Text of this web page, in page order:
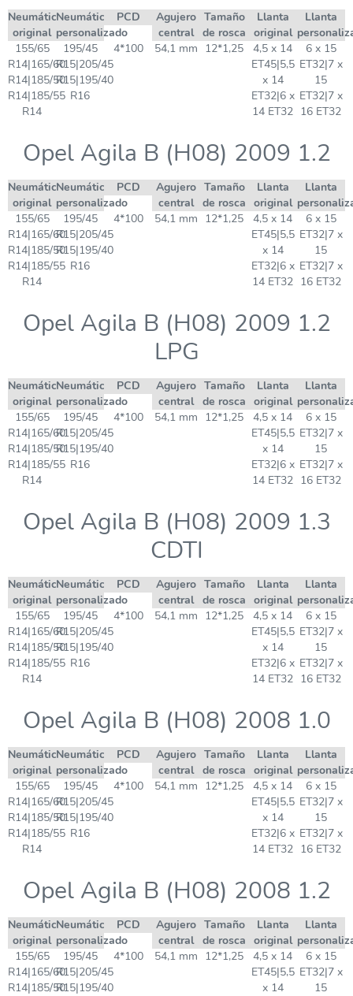
Neumático
original
Neumático
personalizado
PCD
Agujero
central
Tamaño
de rosca
Llanta
original
Llanta
155/65
R14|165/60
R14|185/50
R14|185/55
R14
195/45
R15|205/45
R15|195/40
R16
4*100 54,1 mm 12*1,25
4,5 x 14
ET45|5,5
x 14
ET32|6 x
14 ET32
6 x 15
ET32|7 x
15
ET32|7 x
16 ET32
Opel Agila B (H08) 2009 1.2
Neumático
original
Neumático
personalizado
PCD
Agujero
central
Tamaño
de rosca
Llanta
original
Llanta
155/65
R14|165/60
R14|185/50
R14|185/55
R14
195/45
R15|205/45
R15|195/40
R16
4*100 54,1 mm 12*1,25
4,5 x 14
ET45|5,5
x 14
ET32|6 x
14 ET32
6 x 15
ET32|7 x
15
ET32|7 x
16 ET32
Opel Agila B (H08) 2009 1.2
LPG
Neumático
original
Neumático
personalizado
PCD
Agujero
central
Tamaño
de rosca
Llanta
original
Llanta
155/65
R14|165/60
R14|185/50
R14|185/55
R14
195/45
R15|205/45
R15|195/40
R16
4*100 54,1 mm 12*1,25
4,5 x 14
ET45|5,5
x 14
ET32|6 x
14 ET32
6 x 15
ET32|7 x
15
ET32|7 x
16 ET32
Opel Agila B (H08) 2009 1.3
CDTI
Neumático
original
Neumático
personalizado
PCD
Agujero
central
Tamaño
de rosca
Llanta
original
Llanta
155/65
R14|165/60
R14|185/50
R14|185/55
R14
195/45
R15|205/45
R15|195/40
R16
4*100 54,1 mm 12*1,25
4,5 x 14
ET45|5,5
x 14
ET32|6 x
14 ET32
6 x 15
ET32|7 x
15
ET32|7 x
16 ET32
Opel Agila B (H08) 2008 1.0
Neumático
original
Neumático
personalizado
PCD
Agujero
central
Tamaño
de rosca
Llanta
original
Llanta
155/65
R14|165/60
R14|185/50
R14|185/55
R14
195/45
R15|205/45
R15|195/40
R16
4*100 54,1 mm 12*1,25
4,5 x 14
ET45|5,5
x 14
ET32|6 x
14 ET32
6 x 15
ET32|7 x
15
ET32|7 x
16 ET32
Opel Agila B (H08) 2008 1.2
Neumático
original
Neumático
personalizado
PCD
Agujero
central
Tamaño
de rosca
Llanta
original
Llanta
155/65
R14|165/60
R14|185/50
195/45
R15|205/45
R15|195/40
4*100 54,1 mm 12*1,25
4,5 x 14
ET45|5,5
x 14
6 x 15
ET32|7 x
15